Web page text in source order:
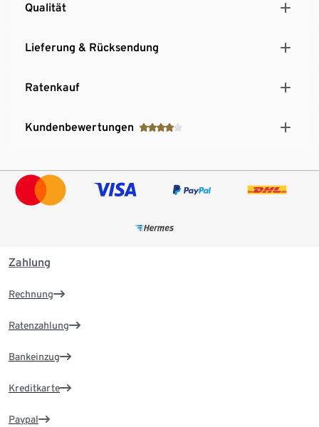
Qualität
Lieferung & Rücksendung
Ratenkauf
Kundenbewertungen
Zahlung
Rechnung
Ratenzahlung
Bankeinzug
Kreditkarte
Paypal